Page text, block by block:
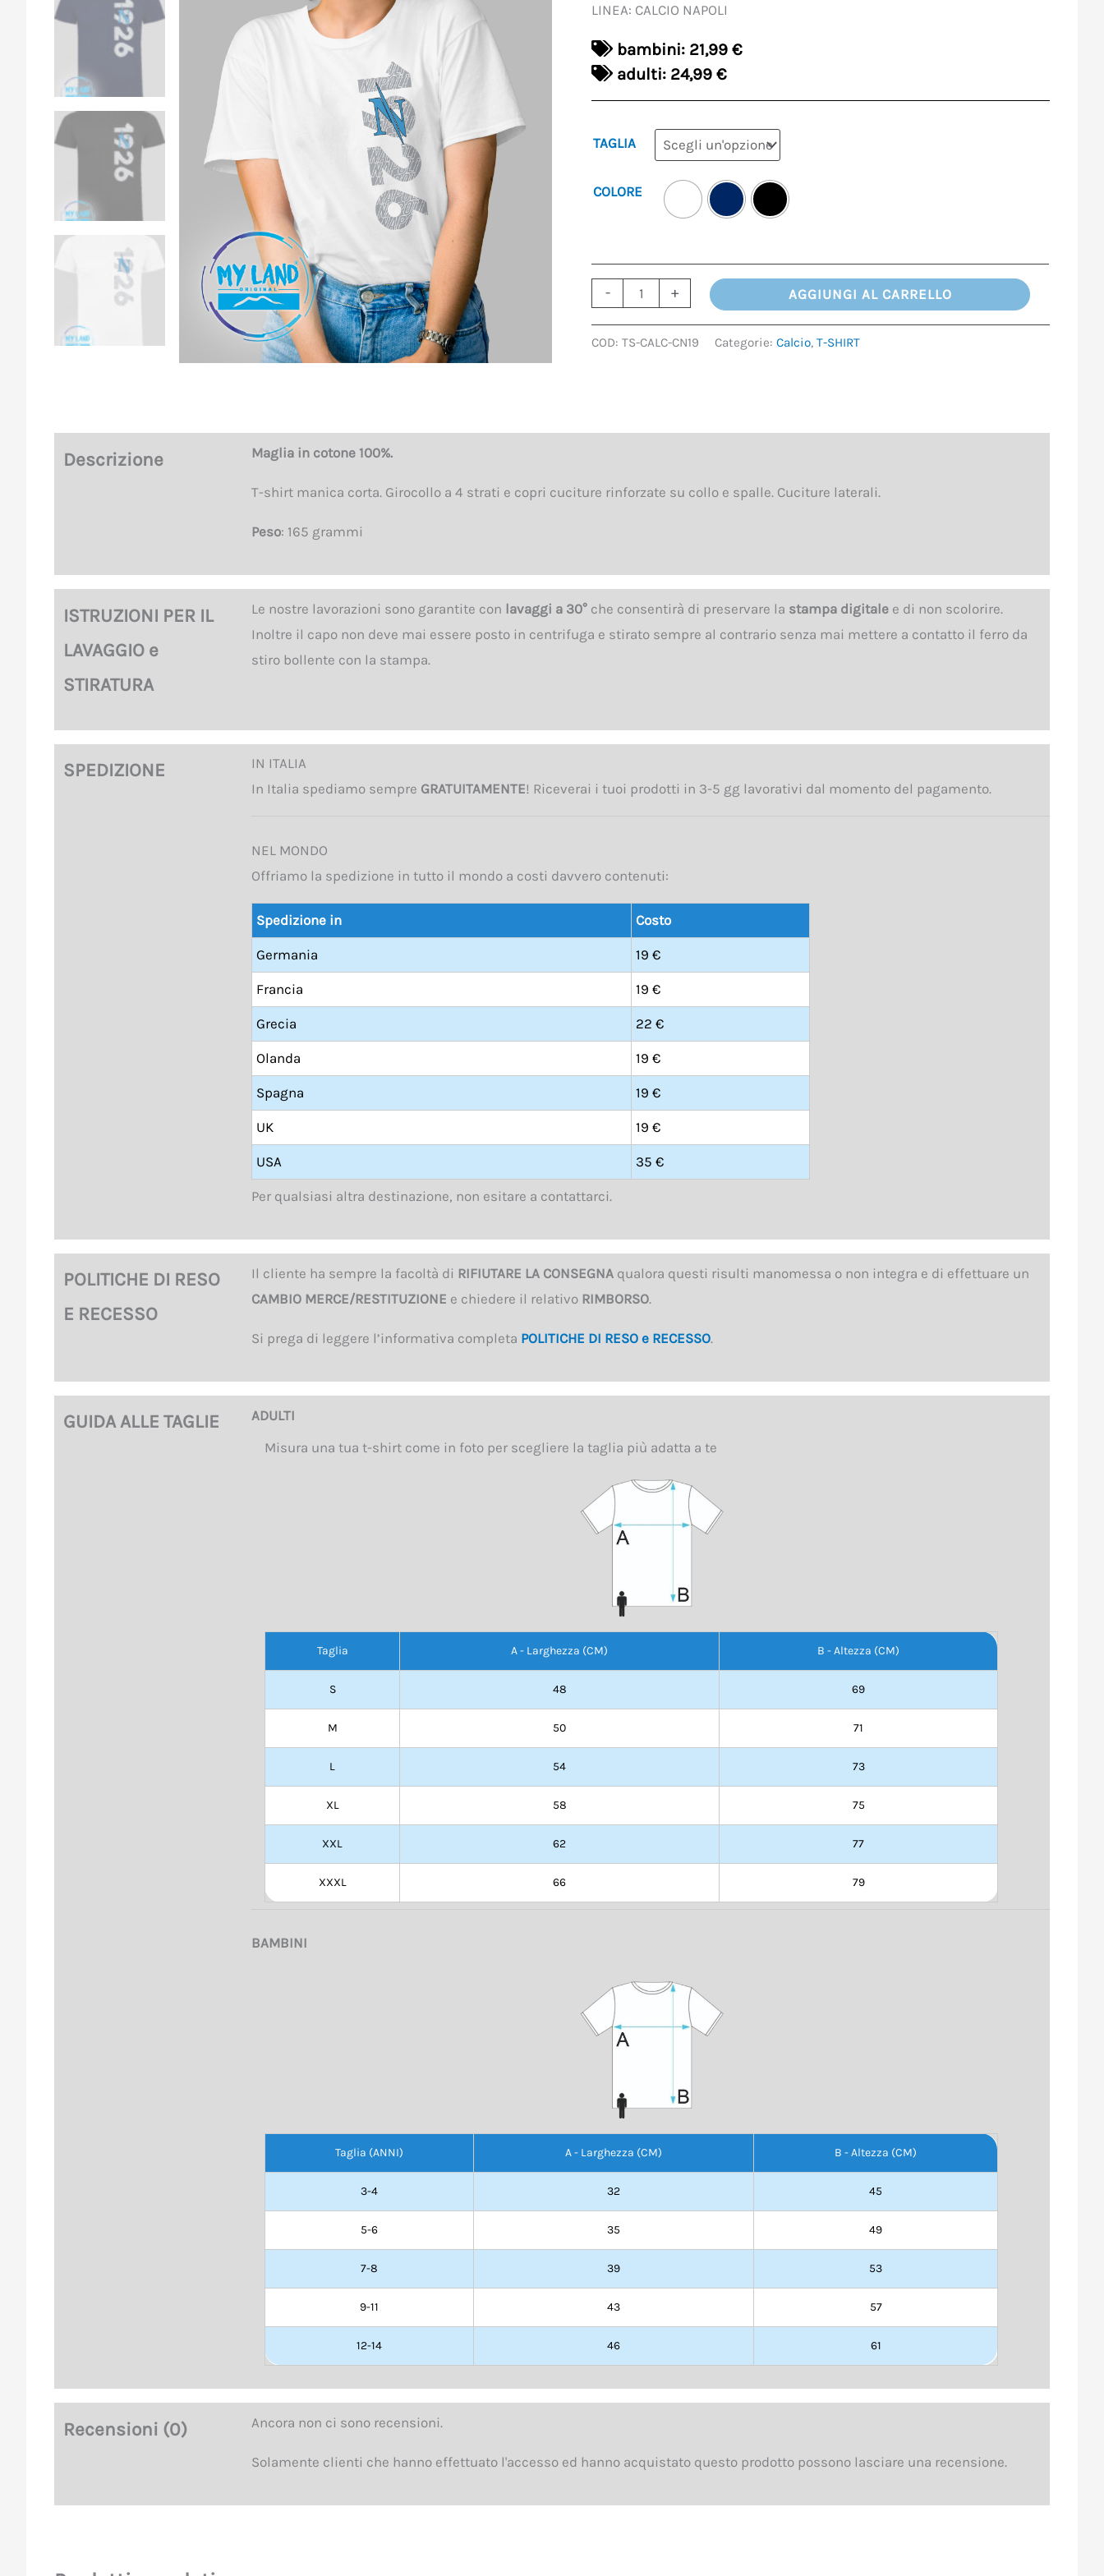
LINEA: CALCIO NAPOLI
bambini: 21,99 €
adulti: 24,99 €
TAGLIA
COLORE
- + AGGIUNGI AL CARRELLO
COD:TS-CALC-CN19 Categorie:Calcio,T-SHIRT
Descrizione Maglia in cotone 100%.
T-shirt manica corta. Girocollo a 4 strati e copri cuciture rinforzate su collo e spalle. Cuciture laterali.
Peso: 165 grammi
ISTRUZIONI PER IL
LAVAGGIO e
STIRATURA
Le nostre lavorazioni sono garantite con lavaggi a 30° che consentirà di preservare la stampa digitale e di non scolorire.
Inoltre il capo non deve mai essere posto in centrifuga e stirato sempre al contrario senza mai mettere a contatto il ferro da
stiro bollente con la stampa.
SPEDIZIONE
IN ITALIA
In Italia spediamo sempre GRATUITAMENTE! Riceverai i tuoi prodotti in 3-5 gg lavorativi dal momento del pagamento.
NEL MONDO
Offriamo la spedizione in tutto il mondo a costi davvero contenuti:
Spedizione in Costo
Germania 19 €
Francia 19 €
Grecia 22 €
Olanda 19 €
Spagna 19 €
UK 19 €
USA 35 €
Per qualsiasi altra destinazione, non esitare a contattarci.
POLITICHE DI RESO
E RECESSO
Il cliente ha sempre la facoltà di RIFIUTARE LA CONSEGNA qualora questi risulti manomessa o non integra e di effettuare un
CAMBIO MERCE/RESTITUZIONE e chiedere il relativo RIMBORSO.
Si prega di leggere l’informativa completa POLITICHE DI RESO e RECESSO.
GUIDA ALLE TAGLIE
ADULTI
Misura una tua t-shirt come in foto per scegliere la taglia più adatta a te
Taglia A - Larghezza (CM) B - Altezza (CM)
S 48 69
M 50 71
L 54 73
XL 58 75
XXL 62 77
XXXL 66 79
BAMBINI
Taglia (ANNI) A - Larghezza (CM) B - Altezza (CM)
3-4 32 45
5-6 35 49
7-8 39 53
9-11 43 57
12-14 46 61
Recensioni (0) Ancora non ci sono recensioni.
Solamente clienti che hanno effettuato l'accesso ed hanno acquistato questo prodotto possono lasciare una recensione.